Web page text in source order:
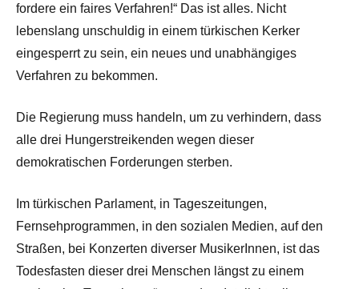
fordere ein faires Verfahren!“ Das ist alles. Nicht
lebenslang unschuldig in einem türkischen Kerker
eingesperrt zu sein, ein neues und unabhängiges
Verfahren zu bekommen.
Die Regierung muss handeln, um zu verhindern, dass
alle drei Hungerstreikenden wegen dieser
demokratischen Forderungen sterben.
Im türkischen Parlament, in Tageszeitungen,
Fernsehprogrammen, in den sozialen Medien, auf den
Straßen, bei Konzerten diverser MusikerInnen, ist das
Todesfasten dieser drei Menschen längst zu einem